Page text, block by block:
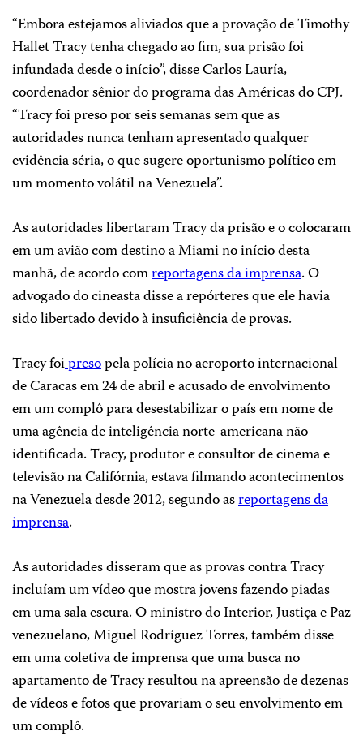
“Embora estejamos aliviados que a provação de Timothy
Hallet Tracy tenha chegado ao fim, sua prisão foi
infundada desde o início”, disse Carlos Lauría,
coordenador sênior do programa das Américas do CPJ.
“Tracy foi preso por seis semanas sem que as
autoridades nunca tenham apresentado qualquer
evidência séria, o que sugere oportunismo político em
um momento volátil na Venezuela”.
As autoridades libertaram Tracy da prisão e o colocaram
em um avião com destino a Miami no início desta
manhã, de acordo comreportagens da imprensa. O
advogado do cineasta disse a repórteres que ele havia
sido libertado devido à insuficiência de provas.
Tracy foipresopela polícia no aeroporto internacional
de Caracas em 24 de abril e acusado de envolvimento
em um complô para desestabilizar o país em nome de
uma agência de inteligência norte-americana não
identificada. Tracy, produtor e consultor de cinema e
televisão na Califórnia, estava filmando acontecimentos
na Venezuela desde 2012, segundo asreportagens da
imprensa.
As autoridades disseram que as provas contra Tracy
incluíam um vídeo que mostra jovens fazendo piadas
em uma sala escura. O ministro do Interior, Justiça e Paz
venezuelano, Miguel Rodríguez Torres, também disse
em uma coletiva de imprensa que uma busca no
apartamento de Tracy resultou na apreensão de dezenas
de vídeos e fotos que provariam o seu envolvimento em
um complô.